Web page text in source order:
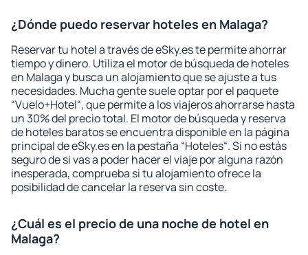
¿Dónde puedo reservar hoteles en Malaga?
Reservar tu hotel a través de eSky.es te permite ahorrar
tiempo y dinero. Utiliza el motor de búsqueda de hoteles
en Malaga y busca un alojamiento que se ajuste a tus
necesidades. Mucha gente suele optar por el paquete
“Vuelo+Hotel“, que permite a los viajeros ahorrarse hasta
un 30% del precio total. El motor de búsqueda y reserva
de hoteles baratos se encuentra disponible en la página
principal de eSky.es en la pestaña “Hoteles“. Si no estás
seguro de si vas a poder hacer el viaje por alguna razón
inesperada, comprueba si tu alojamiento ofrece la
posibilidad de cancelar la reserva sin coste.
¿Cuál es el precio de una noche de hotel en
Malaga?